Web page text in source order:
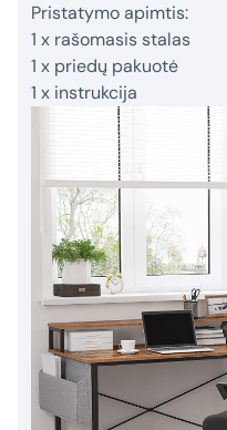
Pristatymo apimtis:
1 x rašomasis stalas
1 x priedų pakuotė
1 x instrukcija